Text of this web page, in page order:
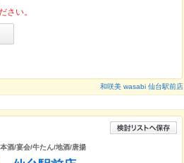
さい。
和咲美 wasabi 仙台駅前店
酒/宴会/牛たん/地酒/唐揚